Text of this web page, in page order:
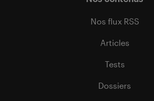
Nos flux RSS
Articles
Tests
Dossiers